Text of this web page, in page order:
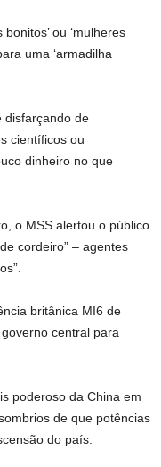
ou ‘mulheres
uma ‘armadilha
disfarçando de
científicos ou
dinheiro no que
o MSS alertou o público
cordeiro” – agentes
britânica MI6 de
central para
poderoso da China em
de que potências
do país.